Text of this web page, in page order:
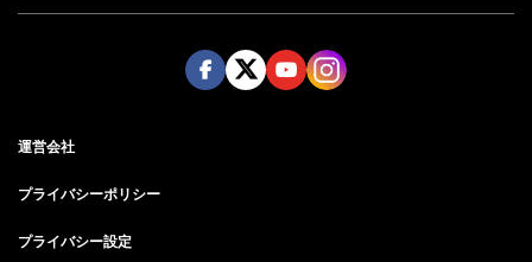
運営会社
プライバシーポリシー
プライバシー設定